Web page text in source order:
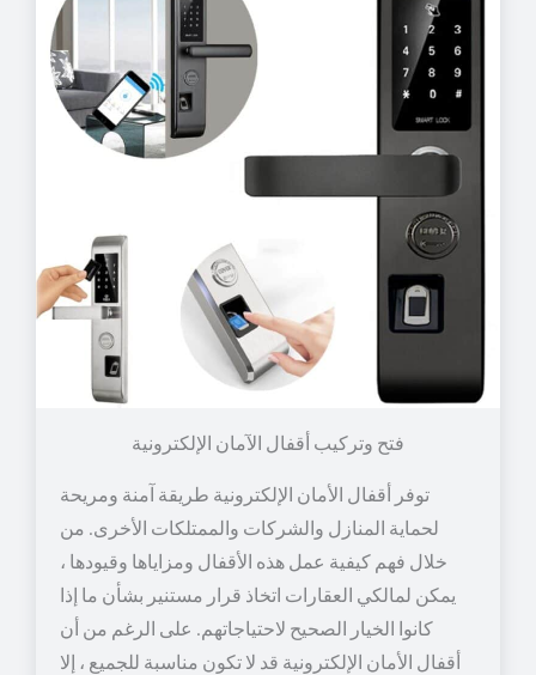
توفر أقفال الأمان الإلكترونية طريقة آمنة ومريحة
لحماية المنازل والشركات والممتلكات الأخرى. من
خلال فهم كيفية عمل هذه الأقفال ومزاياها وقيودها ،
يمكن لمالكي العقارات اتخاذ قرار مستنير بشأن ما إذا
كانوا الخيار الصحيح لاحتياجاتهم. على الرغم من أن
أقفال الأمان الإلكترونية قد لا تكون مناسبة للجميع ، إلا